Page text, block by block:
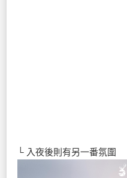
└ 入夜後則有另一番氛圍